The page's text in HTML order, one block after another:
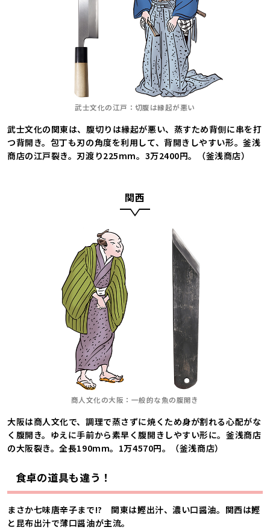
武士文化の江戸：切腹は縁起が悪い
武士文化の関東は、腹切りは縁起が悪い、蒸すため背側に串を打
つ背開き。包丁も刃の角度を利用して、背開きしやすい形。釜浅
商店の江戸裂き。刃渡り225mm。3万2400円。（釜浅商店）
関西
商人文化の大阪：一般的な魚の腹開き
大阪は商人文化で、調理で蒸さずに焼くため身が割れる心配がな
く腹開き。ゆえに手前から素早く腹開きしやすい形に。釜浅商店
の大阪裂き。全長190mm。1万4570円。（釜浅商店）
食卓の道具も違う！
まさか七味唐辛子まで!? 関東は鰹出汁、濃い口醤油。関西は鰹
と昆布出汁で薄口醤油が主流。